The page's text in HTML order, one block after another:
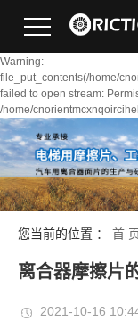
Warning:
file_put_contents(/home/
failed to open stream:
/home/
您当前的位置 ： 首
离合器摩擦片
2021-10-16